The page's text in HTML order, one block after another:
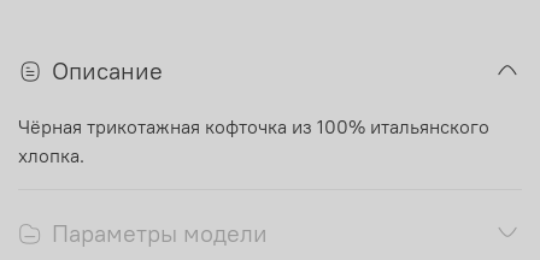
Описание
Чёрная трикотажная кофточка из 100% итальянского
хлопка.
Параметры модели